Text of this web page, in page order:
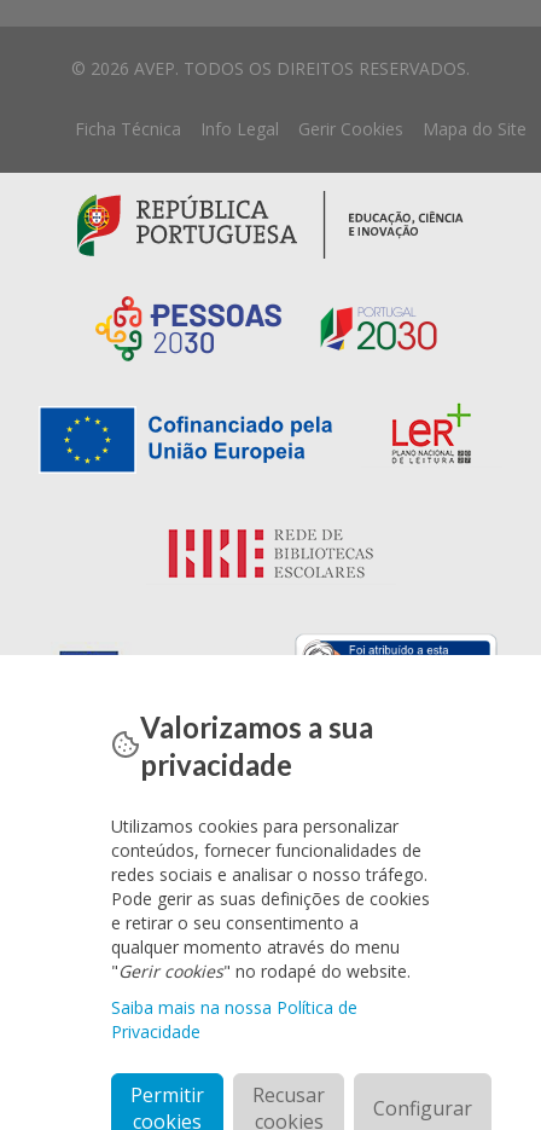
© 2026 AVEP. TODOS OS DIREITOS RESERVADOS.
Ficha Técnica Info Legal Gerir Cookies Mapa do Site
Valorizamos a sua
privacidade
Utilizamos cookies para personalizar
conteúdos, fornecer funcionalidades de
redes sociais e analisar o nosso tráfego.
Pode gerir as suas definições de cookies
e retirar o seu consentimento a
qualquer momento através do menu
"Gerir cookies" no rodapé do website.
Saiba mais na nossa Política de
Privacidade
Permitir
cookies
Recusar
cookies
Configurar